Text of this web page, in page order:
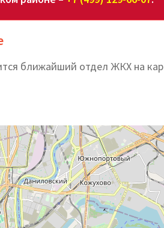
ближайший отдел ЖКХ на